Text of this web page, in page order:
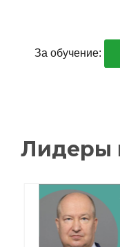
За обучение: